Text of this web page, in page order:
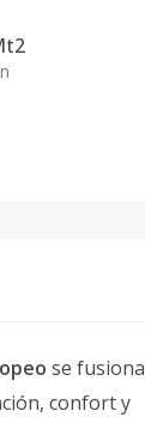
se fusiona
confort y